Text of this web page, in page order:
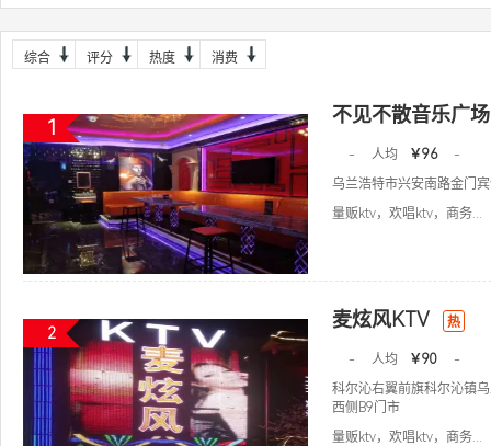
综合 评分 热度 消费
1
不见不散音乐广场
- 人均 ￥96
-
乌兰浩特市兴安南路金门
量贩ktv，欢唱ktv，商务...
2
麦炫风KTV 热
- 人均 ￥90
-
科尔沁右翼前旗科尔沁镇
西侧B9门市
量贩ktv，欢唱ktv，商务...